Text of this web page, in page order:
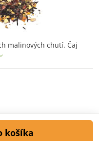
malinových chutí. Čaj
košíka